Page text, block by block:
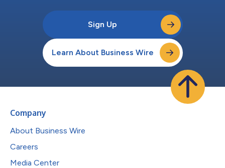
Sign Up
Learn About Business Wire
Company
About Business Wire
Careers
Media Center